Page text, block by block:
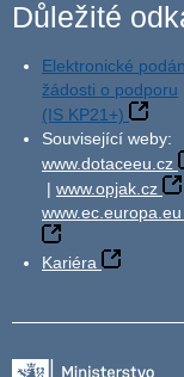
Důležité
Elektronické
žádosti o podporu
(IS KP21+)
Související weby:
www.dotaceeu.cz
| www.opjak.cz
www.ec.europa.eu
Kariéra